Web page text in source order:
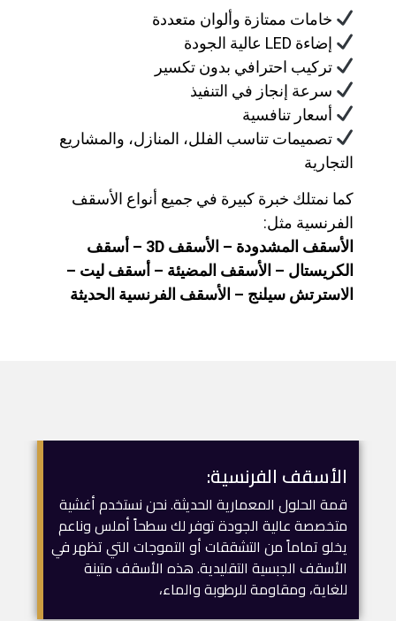
خامات ممتازة وألوان متعددة
إضاءة LED عالية الجودة
تركيب احترافي بدون تكسير
سرعة إنجاز في التنفيذ
أسعار تنافسية
تصميمات تناسب الفلل، المنازل، والمشاريع
التجارية
كما نمتلك خبرة كبيرة في جميع أنواع الأسقف
الفرنسية مثل:
الأسقف المشدودة – الأسقف 3D – أسقف
الكريستال – الأسقف المضيئة – أسقف ليت –
الاسترتش سيلنج – الأسقف الفرنسية الحديثة
الأسقف الفرنسية:
قمة الحلول المعمارية الحديثة. نحن نستخدم أغشية
متخصصة عالية الجودة توفر لك سطحاً أملس وناعم
يخلو تماماً من التشققات أو التموجات التي تظهر في
الأسقف الجبسية التقليدية. هذه الأسقف متينة
للغاية، ومقاومة للرطوبة والماء،